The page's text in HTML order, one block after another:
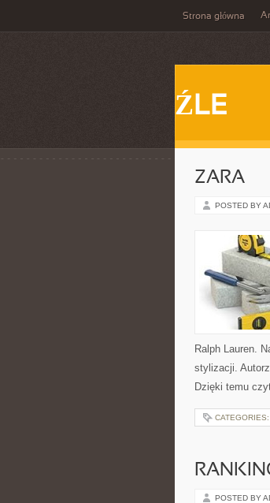
Strona główna
ŹLE
ZARA
POSTED BY
Ralph Lauren.
stylizacji.
Dzięki temu
CATEGORIES:
POSTED BY